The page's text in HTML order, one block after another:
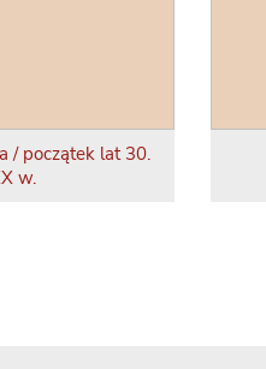
/ początek lat 30.
w.